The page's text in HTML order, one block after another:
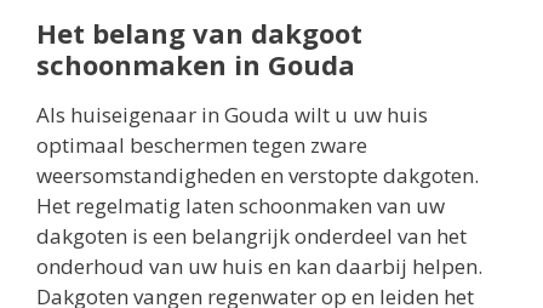
Het belang van dakgoot
schoonmaken in Gouda
Als huiseigenaar in Gouda wilt u uw huis
optimaal beschermen tegen zware
weersomstandigheden en verstopte dakgoten.
Het regelmatig laten schoonmaken van uw
dakgoten is een belangrijk onderdeel van het
onderhoud van uw huis en kan daarbij helpen.
Dakgoten vangen regenwater op en leiden het